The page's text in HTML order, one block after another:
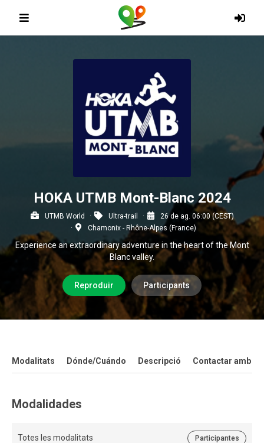
HOKA UTMB Mont-Blanc 2024
UTMB World Ultra-trail
26 de ag. 06:00 (CEST)
Chamonix - Rhône-Alpes (France)
Experience an extraordinary adventure in the heart of the Mont
Blanc valley.
Reproduir Participants
Modalitats Dónde/Cuándo Descripció Contactar amb
Modalidades
Totes les modalitats Participantes